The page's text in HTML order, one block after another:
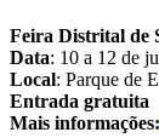
Feira Distrital de
Data: 10 a 12 de
Local: Parque de
Entrada gratuita
Mais informações: